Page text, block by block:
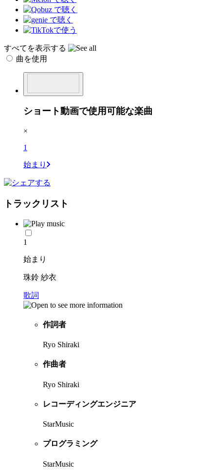
すべてを表示する
曲を使用
ショート動画で使用可能な楽曲
×
1
始まり
トラックリスト
1
始まり
珠鈴 紗衣
歌詞
作詞者
Ryo Shiraki
作曲者
Ryo Shiraki
レコーディングエンジニア
StarMusic
プログラミング
StarMusic